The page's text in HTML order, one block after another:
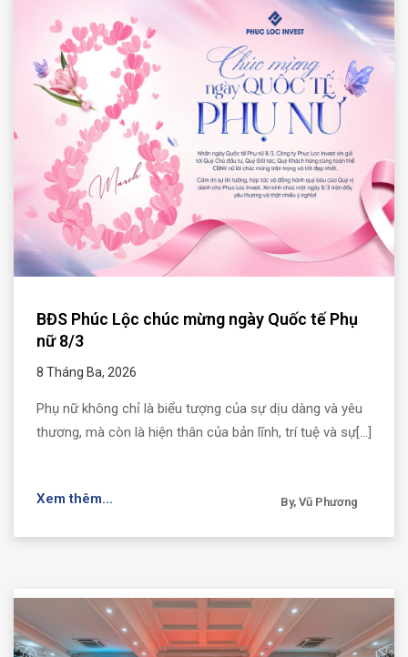
BĐS Phúc Lộc chúc mừng ngày Quốc tế Phụ
nữ 8/3
8 Tháng Ba, 2026
Phụ nữ không chỉ là biểu tượng của sự dịu dàng và yêu
thương, mà còn là hiện thân của bản lĩnh, trí tuệ và sự[...]
Xem thêm... By, Vũ Phương